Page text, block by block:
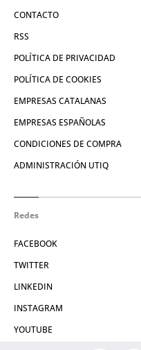
CONTACTO
RSS
POLÍTICA DE PRIVACIDAD
POLÍTICA DE COOKIES
EMPRESAS CATALANAS
EMPRESAS ESPAÑOLAS
CONDICIONES DE COMPRA
ADMINISTRACIÓN UTIQ
Redes
FACEBOOK
TWITTER
LINKEDIN
INSTAGRAM
YOUTUBE